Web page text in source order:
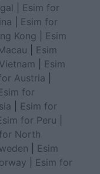
Esim for
Esim for
Kong
Esim
Esim
Esim
Austria
for
Esim for
for Peru
North
Esim
Esim for